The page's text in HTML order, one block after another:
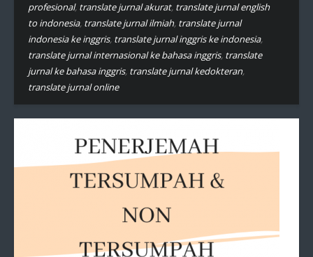
profesional, translate jurnal akurat, translate jurnal english
to indonesia, translate jurnal ilmiah, translate jurnal
indonesia ke inggris, translate jurnal inggris ke indonesia,
translate jurnal internasional ke bahasa inggris, translate
jurnal ke bahasa inggris, translate jurnal kedokteran,
translate jurnal online